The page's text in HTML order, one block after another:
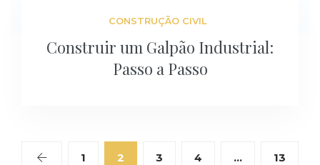
CONSTRUÇÃO CIVIL
Construir um Galpão Industrial:
Passo a Passo
1 2 3 4 … 13